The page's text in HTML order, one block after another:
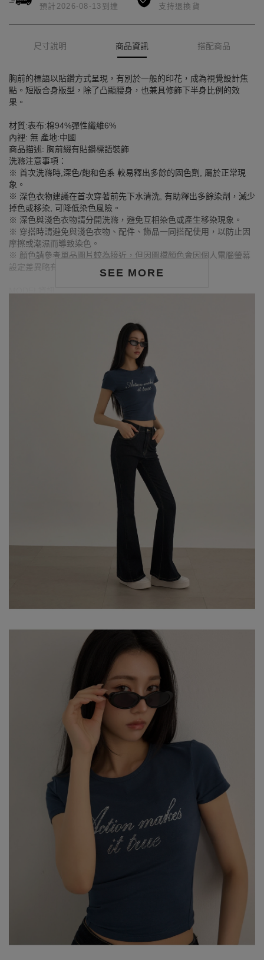
預計2026-08-13到達
支持退換貨
尺寸說明 商品資訊 搭配商品
SEE MORE
胸前的標語以貼鑽方式呈現，有別於一般的印花，成為視覺設計焦
點。短版合身版型，除了凸顯腰身，也兼具修飾下半身比例的效
果。
材質:表布:棉94%彈性纖維6%
內裡: 無 產地:中國
商品描述: 胸前綴有貼鑽標語裝飾
洗滌注意事項：
※ 首次洗滌時,深色/飽和色系 較易釋出多餘的固色劑, 屬於正常現
象。
※ 深色衣物建議在首次穿著前先下水清洗, 有助釋出多餘染劑，減少
掉色或移染, 可降低染色風險。
※ 深色與淺色衣物請分開洗滌，避免互相染色或產生移染現象。
※ 穿搭時請避免與淺色衣物、配件、飾品一同搭配使用，以防止因
摩擦或潮濕而導致染色。
※ 顏色請參考單品圖片較為接近，但因圖檔顏色會因個人電腦螢幕
設定差異略有不同，請以實際商品顏色為準。
腰圍Waist：61cm／臀圍hips：86cm